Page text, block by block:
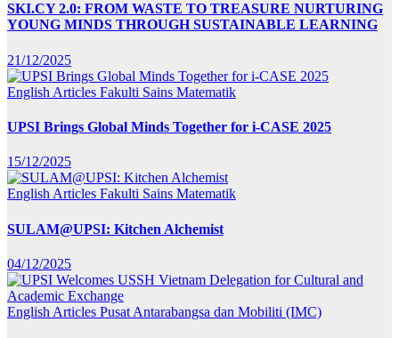
SKI.CY 2.0: FROM WASTE TO TREASURE NURTURING
YOUNG MINDS THROUGH SUSTAINABLE LEARNING
21/12/2025
English Articles Fakulti Sains Matematik
UPSI Brings Global Minds Together for i-CASE 2025
15/12/2025
English Articles Fakulti Sains Matematik
SULAM@UPSI: Kitchen Alchemist
04/12/2025
English Articles Pusat Antarabangsa dan Mobiliti (IMC)